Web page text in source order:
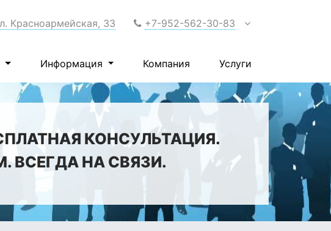
Красноармейская, 33 +7-952-562-30-83
Информация Компания Услуги
КОНСУЛЬТАЦИЯ.
ВСЕГДА НА СВЯЗИ.